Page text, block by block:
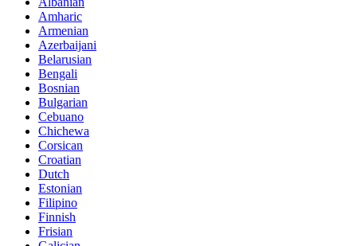
Amharic
Armenian
Azerbaijani
Belarusian
Bengali
Bosnian
Bulgarian
Cebuano
Chichewa
Corsican
Croatian
Dutch
Estonian
Filipino
Finnish
Frisian